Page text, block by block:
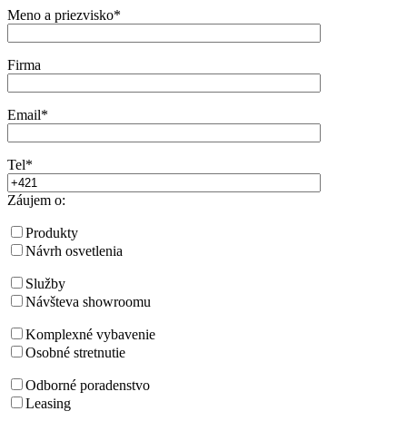
Meno a priezvisko*
Firma
Email*
Tel*
Záujem o:
Produkty
Návrh osvetlenia
Služby
Návšteva showroomu
Komplexné vybavenie
Osobné stretnutie
Odborné poradenstvo
Leasing